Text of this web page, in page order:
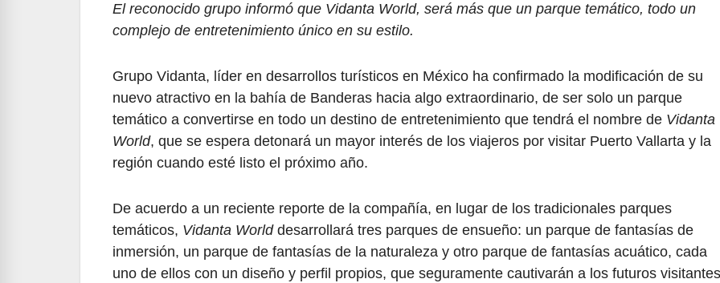
El reconocido grupo informó que Vidanta World, será más que un parque temático, todo un
complejo de entretenimiento único en su estilo.
Grupo Vidanta, líder en desarrollos turísticos en México ha confirmado la modificación de su
nuevo atractivo en la bahía de Banderas hacia algo extraordinario, de ser solo un parque
temático a convertirse en todo un destino de entretenimiento que tendrá el nombre de Vidanta
World, que se espera detonará un mayor interés de los viajeros por visitar Puerto Vallarta y la
región cuando esté listo el próximo año.
De acuerdo a un reciente reporte de la compañía, en lugar de los tradicionales parques
temáticos, Vidanta Worlddesarrollará tres parques de ensueño: un parque de fantasías de
inmersión, un parque de fantasías de la naturaleza y otro parque de fantasías acuático, cada
uno de ellos con un diseño y perfil propios, que seguramente cautivarán a los futuros